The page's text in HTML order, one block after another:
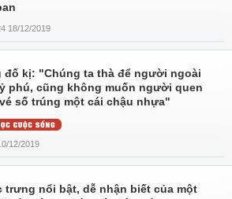
18/12/2019
đố kị: "Chúng ta thà để người ngoài
phú, cũng không muốn người quen
số trúng một cái chậu nhựa"
12/2019
trưng nổi bật, dễ nhận biết của một